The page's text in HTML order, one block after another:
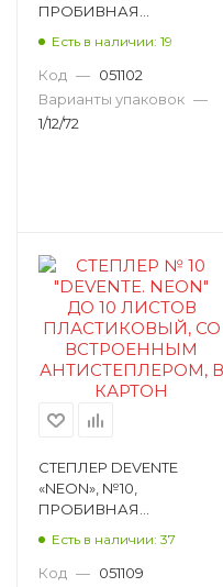
ПРОБИВНАЯ
НЕОНОВЫЙ 4142342
Есть в наличии: 19
Код — 051102
Варианты упаковок —
1/12/72
СТЕПЛЕР DEVENTE
«NEON», №10,
ПРОБИВНАЯ
НЕОНОВЫЙ 4142343
Есть в наличии: 37
Код — 051109